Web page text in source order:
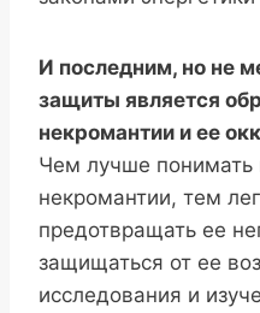
И последним, но не
защиты является
некромантии и ее
Чем лучше
некромантии, тем
предотвращать ее
защищаться от ее
исследования и